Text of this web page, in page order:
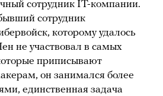
сотрудник IT-компании.
сотрудник
которому удалось
не участвовал в самых
приписывают
он занимался более
единственная задача